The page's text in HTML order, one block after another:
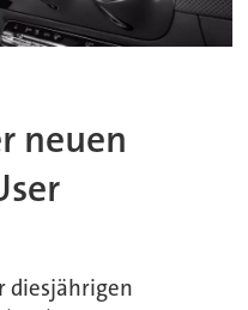
neuen
diesjährigen